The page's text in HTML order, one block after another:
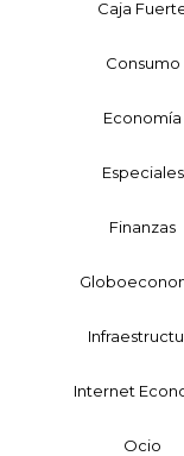
Caja
Consumo
Economía
Especiales
Finanzas
Internet
Ocio